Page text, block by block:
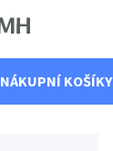
NÁKUPNÍ KOŠÍKY